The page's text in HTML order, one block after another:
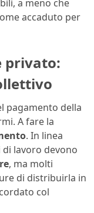
a meno che
accaduto per
privato:
pagamento della
A fare la
. In linea
lavoro devono
, ma molti
di distribuirla in
col